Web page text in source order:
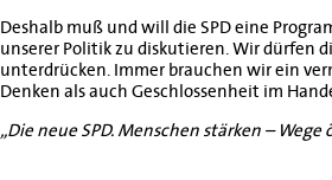
Deshalb muß und will die SPD eine
unserer Politik zu diskutieren. Wir dürfen
unterdrücken. Immer brauchen wir ein
Denken als auch Geschlossenheit im
„Die neue SPD. Menschen stärken –